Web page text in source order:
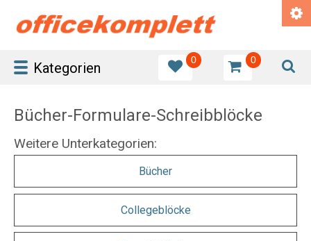
Kategorien 0
0
Bücher-Formulare-Schreibblöcke
Weitere Unterkategorien:
Bücher
Collegeblöcke